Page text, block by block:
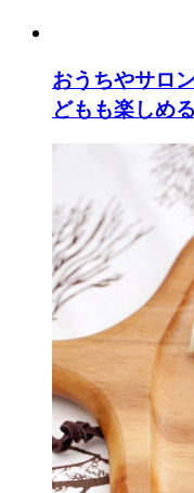
おうちやサロ
どもも楽しめ